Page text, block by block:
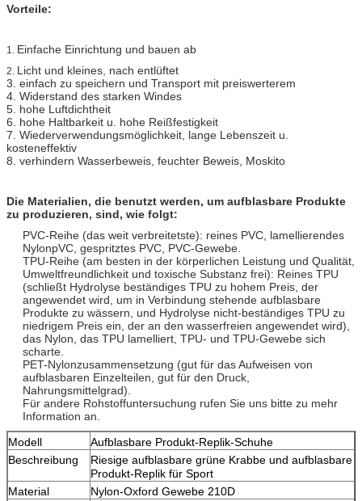
Vorteile:
1. Einfache Einrichtung und bauen ab
2. Licht und kleines, nach entlüftet
3. einfach zu speichern und Transport mit preiswerterem
4. Widerstand des starken Windes
5. hohe Luftdichtheit
6. hohe Haltbarkeit u. hohe Reißfestigkeit
7. Wiederverwendungsmöglichkeit, lange Lebenszeit u.
kosteneffektiv
8. verhindern Wasserbeweis, feuchter Beweis, Moskito
Die Materialien, die benutzt werden, um aufblasbare Produkte
zu produzieren, sind, wie folgt:
PVC-Reihe (das weit verbreitetste): reines PVC, lamellierendes
NylonpVC, gespritztes PVC, PVC-Gewebe.
TPU-Reihe (am besten in der körperlichen Leistung und Qualität,
Umweltfreundlichkeit und toxische Substanz frei): Reines TPU
(schließt Hydrolyse beständiges TPU zu hohem Preis, der
angewendet wird, um in Verbindung stehende aufblasbare
Produkte zu wässern, und Hydrolyse nicht-beständiges TPU zu
niedrigem Preis ein, der an den wasserfreien angewendet wird),
das Nylon, das TPU lamelliert, TPU- und TPU-Gewebe sich
scharte.
PET-Nylonzusammensetzung (gut für das Aufweisen von
aufblasbaren Einzelteilen, gut für den Druck,
Nahrungsmittelgrad).
Für andere Rohstoffuntersuchung rufen Sie uns bitte zu mehr
Information an.
Modell
Aufblasbare Produkt-Replik-Schuhe
Beschreibung
Riesige aufblasbare grüne Krabbe und aufblasbare
Produkt-Replik für Sport
Material
Nylon-Oxford Gewebe 210D